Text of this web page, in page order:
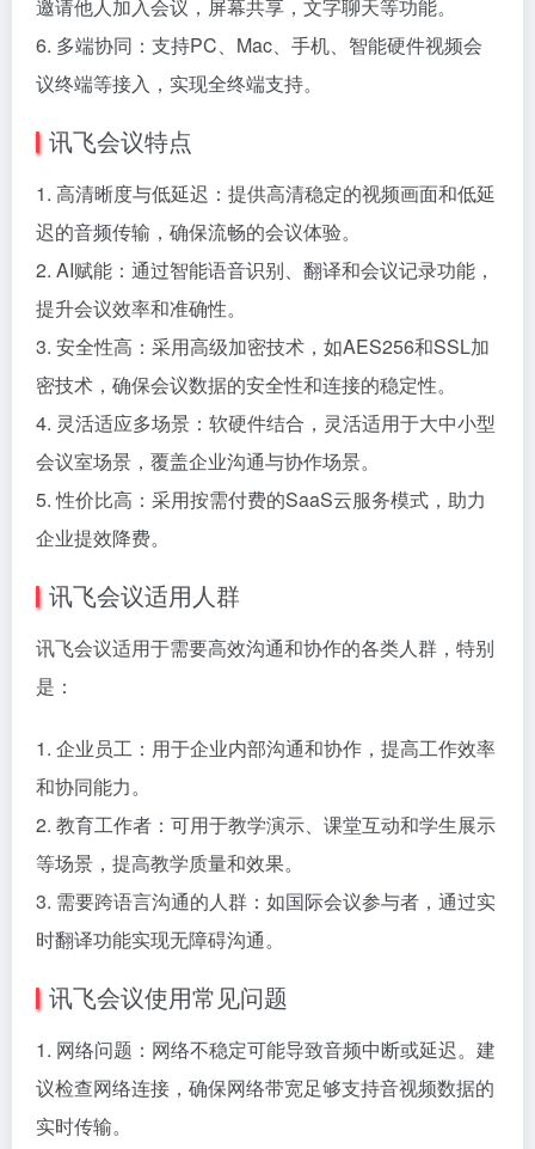
邀请他人加入会议，屏幕共享，文字聊天等功能。
6. 多端协同：支持PC、Mac、手机、智能硬件视频会
议终端等接入，实现全终端支持。
讯飞会议特点
1. 高清晰度与低延迟：提供高清稳定的视频画面和低延
迟的音频传输，确保流畅的会议体验。
2. AI赋能：通过智能语音识别、翻译和会议记录功能，
提升会议效率和准确性。
3. 安全性高：采用高级加密技术，如AES256和SSL加
密技术，确保会议数据的安全性和连接的稳定性。
4. 灵活适应多场景：软硬件结合，灵活适用于大中小型
会议室场景，覆盖企业沟通与协作场景。
5. 性价比高：采用按需付费的SaaS云服务模式，助力
企业提效降费。
讯飞会议适用人群
讯飞会议适用于需要高效沟通和协作的各类人群，特别
是：
1. 企业员工：用于企业内部沟通和协作，提高工作效率
和协同能力。
2. 教育工作者：可用于教学演示、课堂互动和学生展示
等场景，提高教学质量和效果。
3. 需要跨语言沟通的人群：如国际会议参与者，通过实
时翻译功能实现无障碍沟通。
讯飞会议使用常见问题
1. 网络问题：网络不稳定可能导致音频中断或延迟。建
议检查网络连接，确保网络带宽足够支持音视频数据的
实时传输。